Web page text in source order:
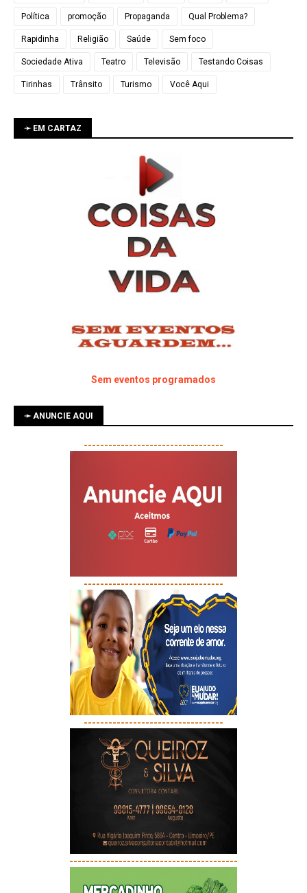
Política promoção Propaganda Qual Problema?
Rapidinha Religião Saúde Sem foco
Sociedade Ativa Teatro Televisão Testando Coisas
Tirinhas Trânsito Turismo Você Aqui
➛ EM CARTAZ
Sem eventos programados
➛ ANUNCIE AQUI
----------------------------------
----------------------------------
----------------------------------
-----------------------------------------